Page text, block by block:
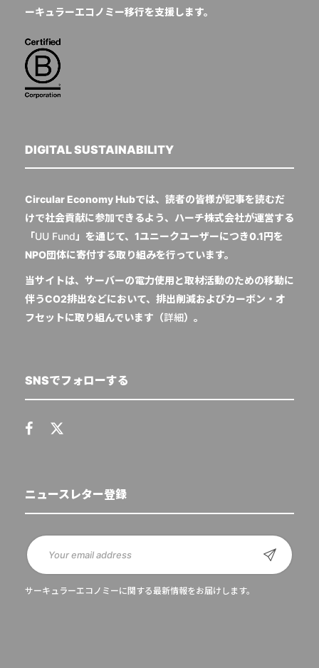
ーキュラーエコノミー移行を支援します。
DIGITAL SUSTAINABILITY
Circular Economy Hubでは、読者の皆様が記事を読むだ
けで社会貢献に参加できるよう、ハーチ株式会社が運営する
「UU Fund 」を通じて、1ユニークユーザーにつき0.1円を
NPO団体に寄付する取り組みを行っています。
当サイトは、サーバーの電力使用と取材活動のための移動に
伴うCO2排出などにおいて、排出削減およびカーボン・オ
フセットに取り組んでいます（詳細）。
SNSでフォローする
ニュースレター登録
サーキュラーエコノミーに関する最新情報をお届けします。